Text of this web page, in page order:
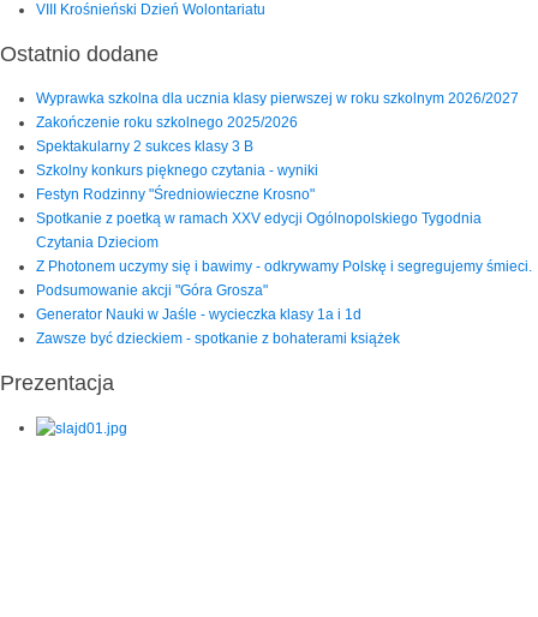
VIII Krośnieński Dzień Wolontariatu
Ostatnio dodane
Wyprawka szkolna dla ucznia klasy pierwszej w roku szkolnym 2026/2027
Zakończenie roku szkolnego 2025/2026
Spektakularny 2 sukces klasy 3 B
Szkolny konkurs pięknego czytania - wyniki
Festyn Rodzinny "Średniowieczne Krosno"
Spotkanie z poetką w ramach XXV edycji Ogólnopolskiego Tygodnia
Czytania Dzieciom
Z Photonem uczymy się i bawimy - odkrywamy Polskę i segregujemy śmieci.
Podsumowanie akcji "Góra Grosza"
Generator Nauki w Jaśle - wycieczka klasy 1a i 1d
Zawsze być dzieckiem - spotkanie z bohaterami książek
Prezentacja